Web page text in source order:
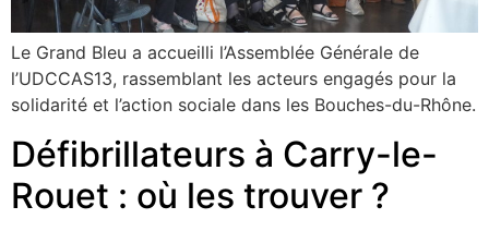
Le Grand Bleu a accueilli l’Assemblée Générale de
l’UDCCAS13, rassemblant les acteurs engagés pour la
solidarité et l’action sociale dans les Bouches-du-Rhône.
Défibrillateurs à Carry-le-
Rouet : où les trouver ?